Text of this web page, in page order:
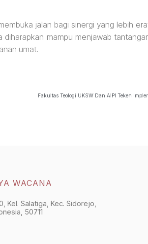
jalan bagi sinergi yang lebih
mampu menjawab
umat.
WACANA
Kel. Salatiga, Kec. Sidorejo,
50711